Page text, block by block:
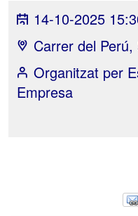
14-10-2025
Carrer del
Organitzat per
Empresa